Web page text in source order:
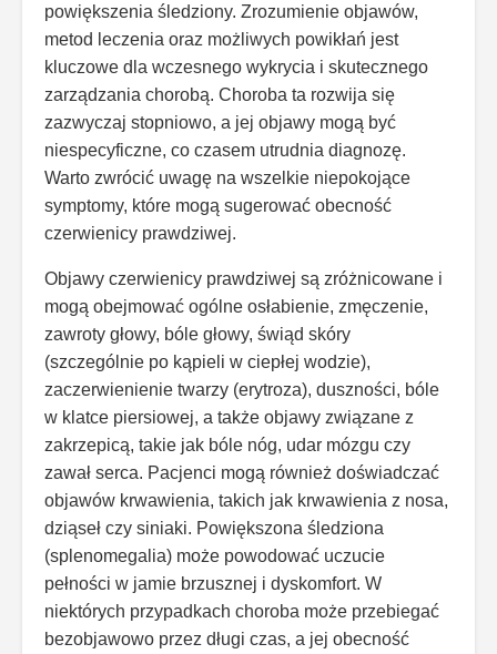
powiększenia śledziony. Zrozumienie objawów,
metod leczenia oraz możliwych powikłań jest
kluczowe dla wczesnego wykrycia i skutecznego
zarządzania chorobą. Choroba ta rozwija się
zazwyczaj stopniowo, a jej objawy mogą być
niespecyficzne, co czasem utrudnia diagnozę.
Warto zwrócić uwagę na wszelkie niepokojące
symptomy, które mogą sugerować obecność
czerwienicy prawdziwej.
Objawy czerwienicy prawdziwej są zróżnicowane i
mogą obejmować ogólne osłabienie, zmęczenie,
zawroty głowy, bóle głowy, świąd skóry
(szczególnie po kąpieli w ciepłej wodzie),
zaczerwienienie twarzy (erytroza), duszności, bóle
w klatce piersiowej, a także objawy związane z
zakrzepicą, takie jak bóle nóg, udar mózgu czy
zawał serca. Pacjenci mogą również doświadczać
objawów krwawienia, takich jak krwawienia z nosa,
dziąseł czy siniaki. Powiększona śledziona
(splenomegalia) może powodować uczucie
pełności w jamie brzusznej i dyskomfort. W
niektórych przypadkach choroba może przebiegać
bezobjawowo przez długi czas, a jej obecność